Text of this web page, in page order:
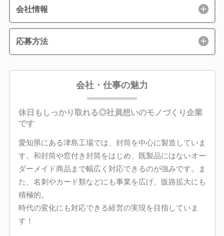
会社情報
応募方法
会社・仕事の魅力
休日もしっかり取れる◎社員想いのモノづくり企業
です
愛知県にある津島工場では、封筒を中心に製造していま
す。和封筒や窓付き封筒をはじめ、既製品にはないオー
ダーメイド商品まで幅広く対応できるのが強みです。ま
た、名刺やカード類などにも事業を広げ、販路拡大にも
積極的。
時代の変化にも対応できる経営の実現を目指していま
す！